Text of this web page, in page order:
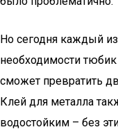
Но сегодня каждый
необходимости
сможет превратить
Клей для металла
водостойким – без